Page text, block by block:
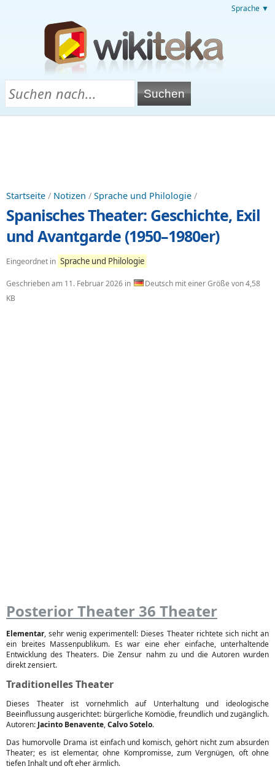
Sprache ▼
Startseite / Notizen / Sprache und Philologie /
Spanisches Theater: Geschichte, Exil
und Avantgarde (1950–1980er)
Eingeordnet in Sprache und Philologie
Geschrieben am 11. Februar 2026 in
Deutsch mit einer Größe von 4,58
KB
Posterior Theater 36 Theater
Elementar, sehr wenig experimentell: Dieses Theater richtete sich nicht an
ein breites Massenpublikum. Es war eine eher einfache, unterhaltende
Entwicklung des Theaters. Die Zensur nahm zu und die Autoren wurden
direkt zensiert.
Traditionelles Theater
Dieses Theater ist vornehmlich auf Unterhaltung und ideologische
Beeinflussung ausgerichtet: bürgerliche Komödie, freundlich und zugänglich.
Autoren: Jacinto Benavente,Calvo Sotelo.
Das humorvolle Drama ist einfach und komisch, gehört nicht zum absurden
Theater; es ist elementar, ohne Kompromisse, zum Vergnügen, oft ohne
tiefen Inhalt und oft eher ärmlich.